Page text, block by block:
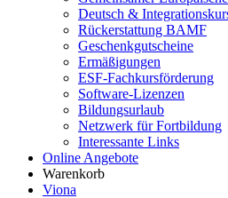
Deutsch &
Rückerstattung BAMF
Geschenkgutscheine
Ermäßigungen
ESF-Fachkursförderung
Software-Lizenzen
Bildungsurlaub
Netzwerk für Fortbildung
Interessante Links
Online Angebote
Warenkorb
Viona